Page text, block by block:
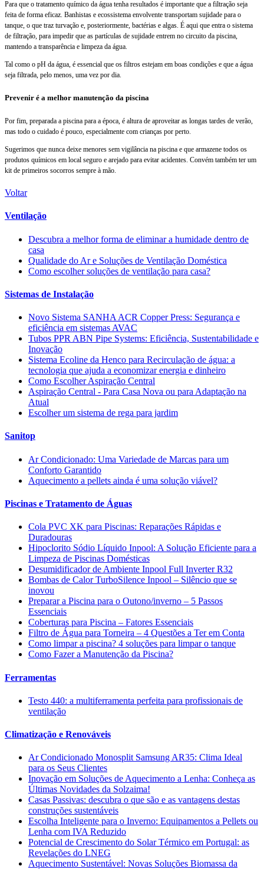
Para que o tratamento químico da água tenha resultados é importante que a filtração seja
feita de forma eficaz. Banhistas e ecossistema envolvente transportam sujidade para o
tanque, o que traz turvação e, posteriormente, bactérias e algas. É aqui que entra o sistema
de filtração, para impedir que as partículas de sujidade entrem no circuito da piscina,
mantendo a transparência e limpeza da água.
Tal como o pH da água, é essencial que os filtros estejam em boas condições e que a água
seja filtrada, pelo menos, uma vez por dia.
Prevenir é a melhor manutenção da piscina
Por fim, preparada a piscina para a época, é altura de aproveitar as longas tardes de verão,
mas todo o cuidado é pouco, especialmente com crianças por perto.
Sugerimos que nunca deixe menores sem vigilância na piscina e que armazene todos os
produtos químicos em local seguro e arejado para evitar acidentes. Convém também ter um
kit de primeiros socorros sempre à mão.
Voltar
Ventilação
Descubra a melhor forma de eliminar a humidade dentro de
casa
Qualidade do Ar e Soluções de Ventilação Doméstica
Como escolher soluções de ventilação para casa?
Sistemas de Instalação
Novo Sistema SANHA ACR Copper Press: Segurança e
eficiência em sistemas AVAC
Tubos PPR ABN Pipe Systems: Eficiência, Sustentabilidade e
Inovação
Sistema Ecoline da Henco para Recirculação de água: a
tecnologia que ajuda a economizar energia e dinheiro
Como Escolher Aspiração Central
Aspiração Central - Para Casa Nova ou para Adaptação na
Atual
Escolher um sistema de rega para jardim
Sanitop
Ar Condicionado: Uma Variedade de Marcas para um
Conforto Garantido
Aquecimento a pellets ainda é uma solução viável?
Piscinas e Tratamento de Águas
Cola PVC XK para Piscinas: Reparações Rápidas e
Duradouras
Hipoclorito Sódio Líquido Inpool: A Solução Eficiente para a
Limpeza de Piscinas Domésticas
Desumidificador de Ambiente Inpool Full Inverter R32
Bombas de Calor TurboSilence Inpool – Silêncio que se
inovou
Preparar a Piscina para o Outono/inverno – 5 Passos
Essenciais
Coberturas para Piscina – Fatores Essenciais
Filtro de Água para Torneira – 4 Questões a Ter em Conta
Como limpar a piscina? 4 soluções para limpar o tanque
Como Fazer a Manutenção da Piscina?
Ferramentas
Testo 440: a multiferramenta perfeita para profissionais de
ventilação
Climatização e Renováveis
Ar Condicionado Monosplit Samsung AR35: Clima Ideal
para os Seus Clientes
Inovação em Soluções de Aquecimento a Lenha: Conheça as
Últimas Novidades da Solzaima!
Casas Passivas: descubra o que são e as vantagens destas
construções sustentáveis
Escolha Inteligente para o Inverno: Equipamentos a Pellets ou
Lenha com IVA Reduzido
Potencial de Crescimento do Solar Térmico em Portugal: as
Revelações do LNEG
Aquecimento Sustentável: Novas Soluções Biomassa da